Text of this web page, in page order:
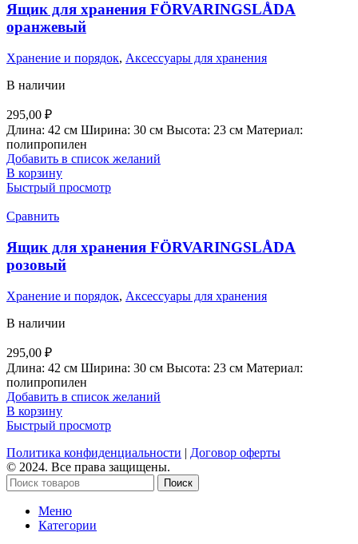
Ящик для хранения FÖRVARINGSLÅDA
оранжевый
Хранение и порядок, Аксессуары для хранения
В наличии
295,00 ₽
Длина: 42 см Ширина: 30 см Высота: 23 см Материал:
полипропилен
Добавить в список желаний
В корзину
Быстрый просмотр
Сравнить
Ящик для хранения FÖRVARINGSLÅDA
розовый
Хранение и порядок, Аксессуары для хранения
В наличии
295,00 ₽
Длина: 42 см Ширина: 30 см Высота: 23 см Материал:
полипропилен
Добавить в список желаний
В корзину
Быстрый просмотр
Политика конфиденциальности | Договор оферты
© 2024. Все права защищены.
Поиск
Меню
Категории